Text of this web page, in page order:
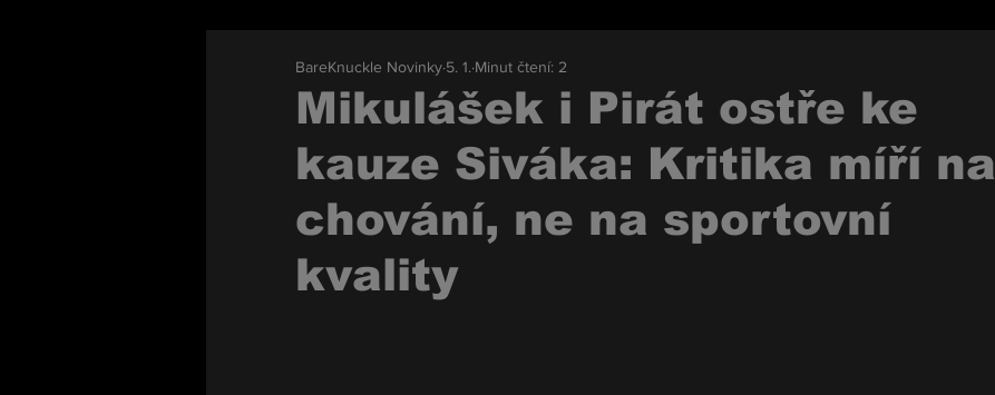
Mikulášek i Pirát ostře ke
kauze Siváka: Kritika míří na
chování, ne na sportovní
kvality
BareKnuckle Novinky 5. 1. Minut čtení: 2